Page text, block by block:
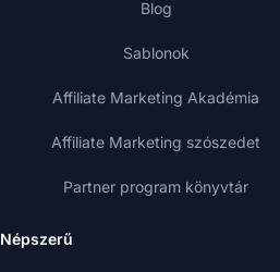
Blog
Sablonok
Affiliate Marketing Akadémia
Affiliate Marketing szószedet
Partner program könyvtár
Népszerű